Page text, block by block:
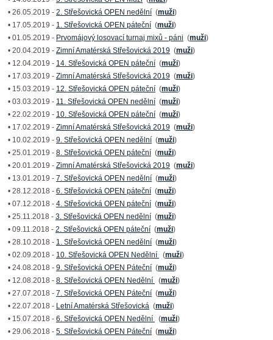
• 26.05.2019 - 2. Střešovická OPEN nedělní (muži)
• 17.05.2019 - 1. Střešovická OPEN páteční (muži)
• 01.05.2019 - Prvomájový losovací turnaj mixů - páni (muži)
• 20.04.2019 - Zimní Amatérská Střešovická 2019 (muži)
• 12.04.2019 - 14. Střešovická OPEN páteční (muži)
• 17.03.2019 - Zimní Amatérská Střešovická 2019 (muži)
• 15.03.2019 - 12. Střešovická OPEN páteční (muži)
• 03.03.2019 - 11. Střešovická OPEN nedělní (muži)
• 22.02.2019 - 10. Střešovická OPEN páteční (muži)
• 17.02.2019 - Zimní Amatérská Střešovická 2019 (muži)
• 10.02.2019 - 9. Střešovická OPEN nedělní (muži)
• 25.01.2019 - 8. Střešovická OPEN páteční (muži)
• 20.01.2019 - Zimní Amatérská Střešovická 2019 (muži)
• 13.01.2019 - 7. Střešovická OPEN nedělní (muži)
• 28.12.2018 - 6. Střešovická OPEN páteční (muži)
• 07.12.2018 - 4. Střešovická OPEN páteční (muži)
• 25.11.2018 - 3. Střešovická OPEN nedělní (muži)
• 09.11.2018 - 2. Střešovická OPEN páteční (muži)
• 28.10.2018 - 1. Střešovická OPEN nedělní (muži)
• 02.09.2018 - 10. Střešovická OPEN Nedělní (muži)
• 24.08.2018 - 9. Střešovická OPEN Páteční (muži)
• 12.08.2018 - 8. Střešovická OPEN Nedělní (muži)
• 27.07.2018 - 7. Střešovická OPEN Páteční (muži)
• 22.07.2018 - Letní Amatérská Střešovická (muži)
• 15.07.2018 - 6. Střešovická OPEN Nedělní (muži)
• 29.06.2018 - 5. Střešovická OPEN Páteční (muži)